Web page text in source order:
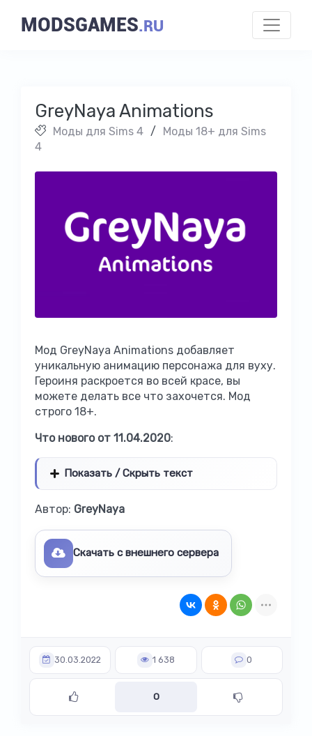
MODSGAMES.RU
GreyNaya Animations
Моды для Sims 4 /
Моды 18+ для Sims
4
Мод GreyNaya Animations добавляет
уникальную анимацию персонажа для вуху.
Героиня раскроется во всей красе, вы
можете делать все что захочется. Мод
строго 18+.
Что нового от 11.04.2020:
Показать / Скрыть текст
Автор: GreyNaya
Скачать с внешнего сервера
30.03.2022 1 638 0
0